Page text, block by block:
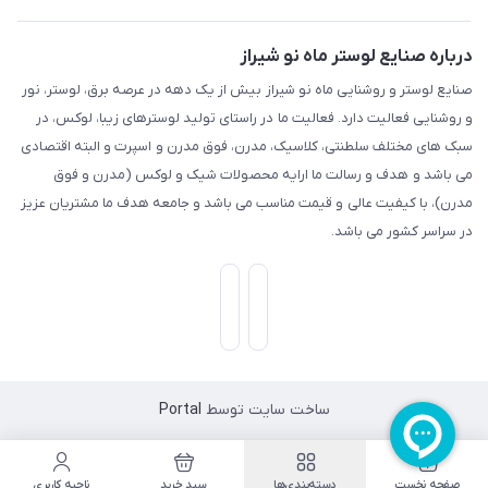
درباره صنایع لوستر ماه نو شیراز
صنایع لوستر و روشنایی ماه نو شیراز بیش از یک دهه در عرصه برق، لوستر، نور
و روشنایی فعالیت دارد. فعالیت ما در راستای تولید لوسترهای زیبا، لوکس، در
سبک های مختلف سلطنتی، کلاسیک، مدرن، فوق مدرن و اسپرت و البته اقتصادی
می باشد و هدف و رسالت ما ارایه محصولات شیک و لوکس (مدرن و فوق
مدرن)، با کیفیت عالی و قیمت مناسب می باشد و جامعه هدف ما مشتریان عزیز
در سراسر کشور می باشد.
ساخت سایت توسط Portal
صفحه نخست دسته‌بندی‌ها سبد خرید ناحیه کاربری